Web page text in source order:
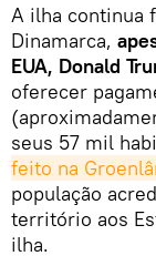
A ilha continua
Dinamarca,
EUA, Donald
oferecer
seus 57 mil
feito na
população
território aos
ilha.